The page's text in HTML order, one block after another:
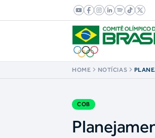
HOME NOTÍCIAS
COB